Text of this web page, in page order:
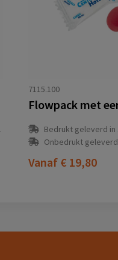
7115.100
Bedrukt geleverd in
Onbedrukt geleverd in
Vanaf € 19,80